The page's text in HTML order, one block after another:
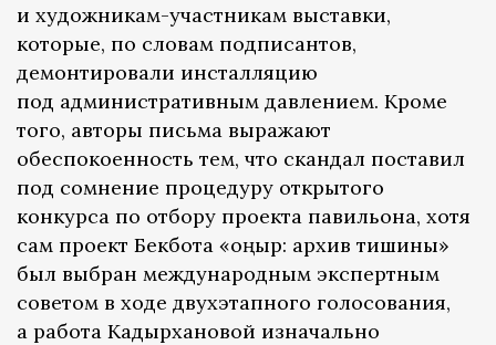
и художникам-участникам выставки,
которые, по словам подписантов,
демонтировали инсталляцию
под административным давлением. Кроме
того, авторы письма выражают
обеспокоенность тем, что скандал поставил
под сомнение процедуру открытого
конкурса по отбору проекта павильона, хотя
сам проект Бекбота «Қоңыр: архив тишины»
был выбран международным экспертным
советом в ходе двухэтапного голосования,
а работа Кадырхановой изначально